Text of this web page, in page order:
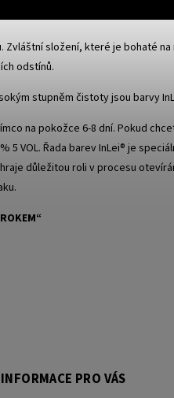
Zvláštní složení, které je bohaté
odstínů.
stupněm čistoty jsou barvy
na pokožce 6-8 dní. Pokud
5 VOL. Řada barev InLei® je
důležitou roli v procesu
“
INFORMACE PRO VÁS